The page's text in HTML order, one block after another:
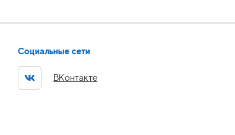
Социальные сети
ВКонтакте